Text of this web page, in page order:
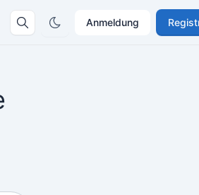
Anmeldung